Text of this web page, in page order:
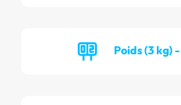
Poids (3 kg)